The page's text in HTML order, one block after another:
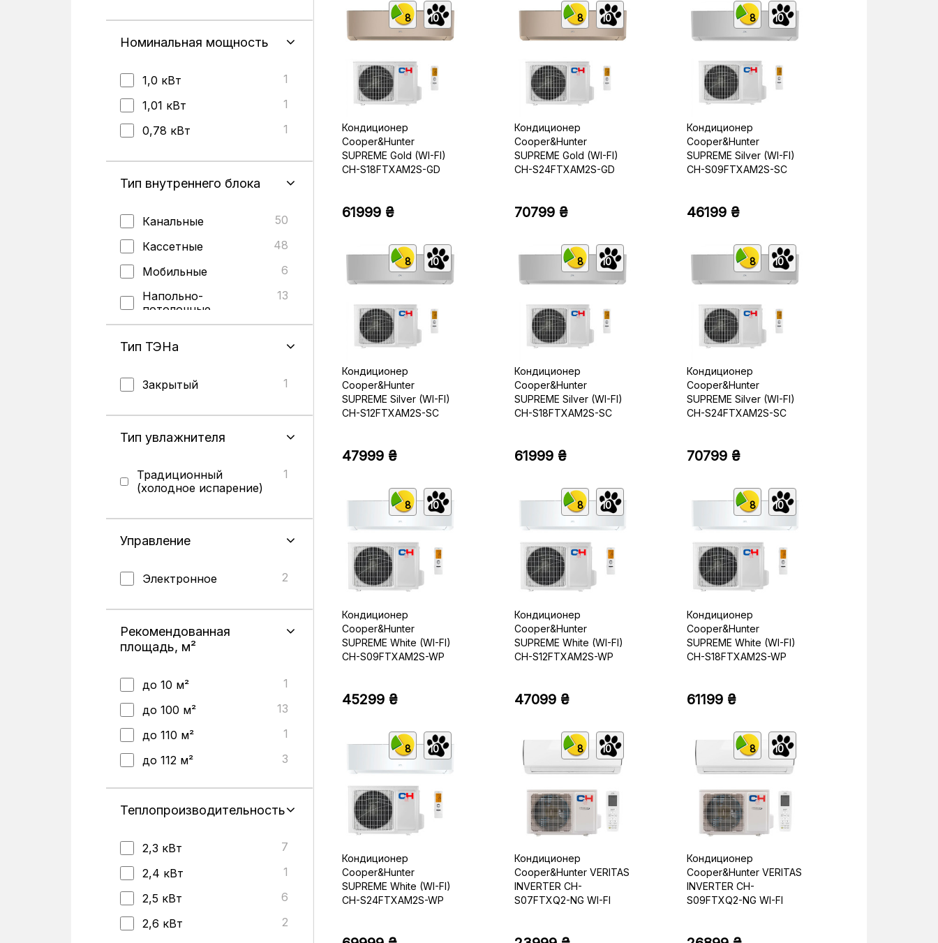
Стальной
10
Черный
32
Номинальная мощность
1,0 кВт
1
1,01 кВт
1
0,78 кВт
1
Тип внутреннего блока
Канальные
50
Кассетные
48
Мобильные
6
Напольно-
потолочные
13
Тип ТЭНа
Закрытый 1
Тип увлажнителя
Традиционный
(холодное испарение)
1
Управление
Электронное 2
Рекомендованная
площадь, м²
до 10 м²
1
до 100 м²
13
до 110 м²
1
до 112 м²
3
до 120 м²
8
до 125 м²
5
Теплопроизводительность
2,3 кВт
7
2,4 кВт
1
2,5 кВт
6
2,6 кВт
2
8 10
Кондиционер
Cooper&Hunter
SUPREME Gold (WI-FI)
CH-S18FTXAM2S-GD
61999 ₴
8 10
Кондиционер
Cooper&Hunter
SUPREME Gold (WI-FI)
CH-S24FTXAM2S-GD
70799 ₴
8 10
Кондиционер
Cooper&Hunter
SUPREME Silver (WI-FI)
CH-S09FTXAM2S-SC
46199 ₴
8 10
Кондиционер
Cooper&Hunter
SUPREME Silver (WI-FI)
CH-S12FTXAM2S-SC
47999 ₴
8 10
Кондиционер
Cooper&Hunter
SUPREME Silver (WI-FI)
CH-S18FTXAM2S-SC
61999 ₴
8 10
Кондиционер
Cooper&Hunter
SUPREME Silver (WI-FI)
CH-S24FTXAM2S-SC
70799 ₴
8 10
Кондиционер
Cooper&Hunter
SUPREME White (WI-FI)
CH-S09FTXAM2S-WP
45299 ₴
8 10
Кондиционер
Cooper&Hunter
SUPREME White (WI-FI)
CH-S12FTXAM2S-WP
47099 ₴
8 10
Кондиционер
Cooper&Hunter
SUPREME White (WI-FI)
CH-S18FTXAM2S-WP
61199 ₴
8 10
Кондиционер
Cooper&Hunter
SUPREME White (WI-FI)
CH-S24FTXAM2S-WP
8 10
Кондиционер
Cooper&Hunter VERITAS
INVERTER CH-
S07FTXQ2-NG WI-FI
8 10
Кондиционер
Cooper&Hunter VERITAS
INVERTER CH-
S09FTXQ2-NG WI-FI